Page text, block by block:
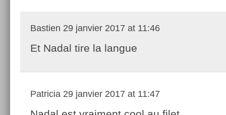
Bastien 29 janvier 2017 at 11:46
Et Nadal tire la langue
Patricia 29 janvier 2017 at 11:47